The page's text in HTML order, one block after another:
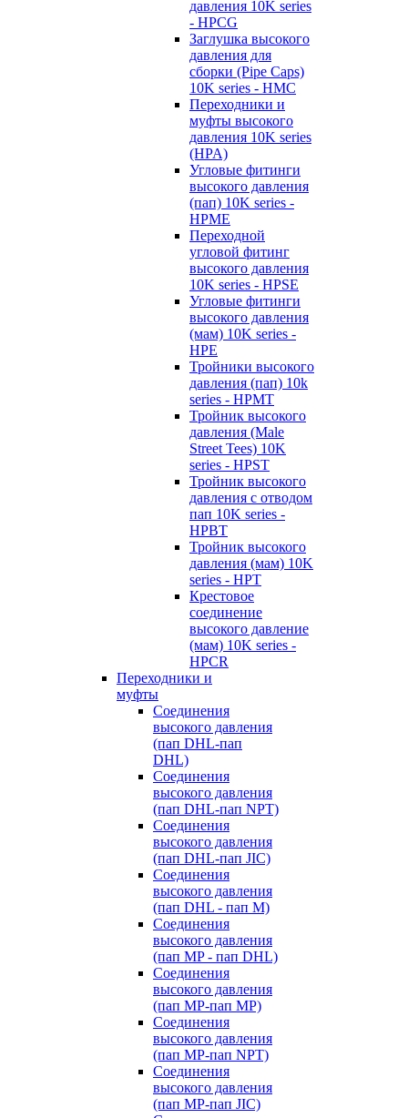
давления 10K series
- HPCG
Заглушка высокого
давления для
сборки (Pipe Caps)
10K series - HMC
Переходники и
муфты высокого
давления 10K series
(HPA)
Угловые фитинги
высокого давления
(пап) 10K series -
HPME
Переходной
угловой фитинг
высокого давления
10K series - HPSE
Угловые фитинги
высокого давления
(мам) 10K series -
HPE
Тройники высокого
давления (пап) 10k
series - HPMT
Тройник высокого
давления (Male
Street Tees) 10K
series - HPST
Тройник высокого
давления с отводом
пап 10K series -
HPBT
Тройник высокого
давления (мам) 10K
series - HPT
Крестовое
соединение
высокого давление
(мам) 10K series -
HPCR
Переходники и
муфты
Cоединения
высокого давления
(пап DHL-пап
DHL)
Соединения
высокого давления
(пап DHL-пап NPT)
Соединения
высокого давления
(пап DHL-пап JIC)
Cоединения
высокого давления
(пап DHL - пап M)
Cоединения
высокого давления
(пап MP - пап DHL)
Соединения
высокого давления
(пап MP-пап MP)
Соединения
высокого давления
(пап MP-пап NPT)
Соединения
высокого давления
(пап MP-пап JIC)